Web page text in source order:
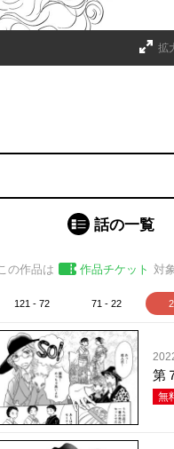
拡
話の一覧
の作品は 作品チケット 対
121 - 72 71 - 22
第
無